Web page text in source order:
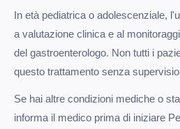
In età pediatrica o adolescenziale,
a valutazione clinica e al
del gastroenterologo. Non tutti i
questo trattamento senza
Se hai altre condizioni mediche o
informa il medico prima di iniziare